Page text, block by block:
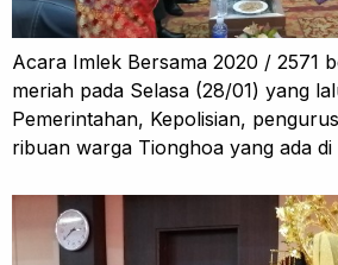
Acara Imlek Bersama 2020 / 2571
meriah pada Selasa (28/01) yang
Pemerintahan, Kepolisian,
ribuan warga Tionghoa yang ada